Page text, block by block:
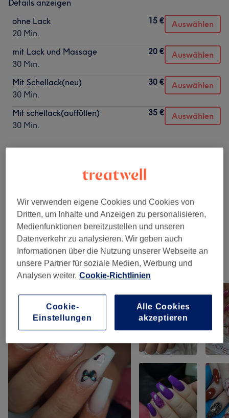
Details anzeigen
ohne Lack
20 Min.
15 € Auswählen
mit Lack und Massage
30 Min.
20 € Auswählen
Mit Schellack(neu)
30 Min.
30 € Auswählen
Mit schellack(auffüllen)
30 Min.
35 € Auswählen
Nagelmodellage (8) ab 30 €
Maniküre & Pediküre (4) ab 1 €
Unsere Arbeit
Bild anklicken für weitere Details
Wir verwenden eigene Cookies und Cookies von
Dritten, um Inhalte und Anzeigen zu personalisieren,
Medienfunktionen bereitzustellen und unseren
Datenverkehr zu analysieren. Wir geben auch
Informationen über die Nutzung unserer Webseite an
unsere Partner für soziale Medien, Werbung und
Analysen weiter. Cookie-Richtlinien
Cookie-
Einstellungen
Alle Cookies
akzeptieren